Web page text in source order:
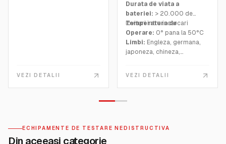
VEZI DETALII
Durata de viata a
bateriei: > 20.000 de
lovituri intre incarcari
Temperatura de
Operare: 0° pana la 50°C
Limbi: Engleza, germana,
japoneza, chineza,
VEZI DETALII
ECHIPAMENTE DE TESTARE NEDISTRUCTIVA
Din aceeasi categorie